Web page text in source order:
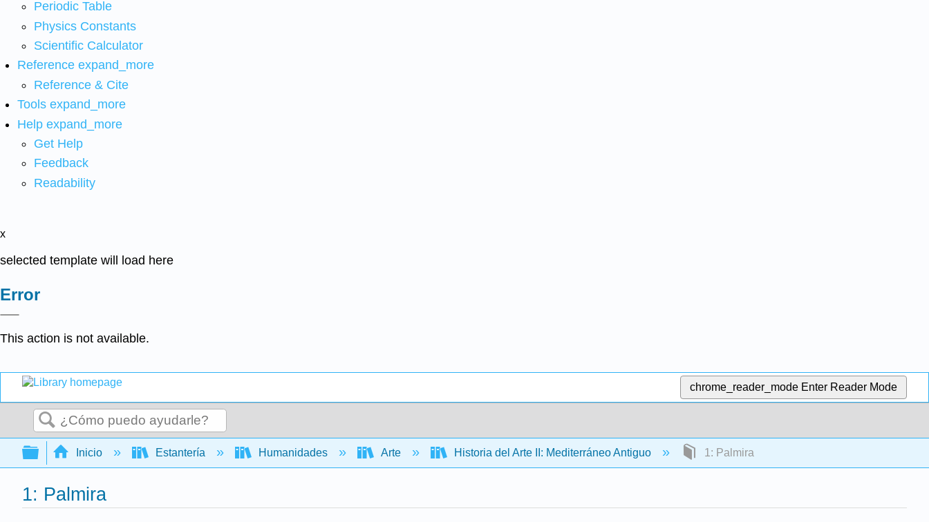
Periodic Table
Physics Constants
Scientific Calculator
Reference expand_more
Reference & Cite
Tools expand_more
Help expand_more
Get Help
Feedback
Readability
x
selected template will load here
Error
This action is not available.
chrome_reader_mode Enter Reader Mode
Buscar
Expandir/contraer jerarquía global
Inicio Estantería Humanidades Arte Historia del Arte II: Mediterráneo Antiguo 1: Palmira
1: Palmira